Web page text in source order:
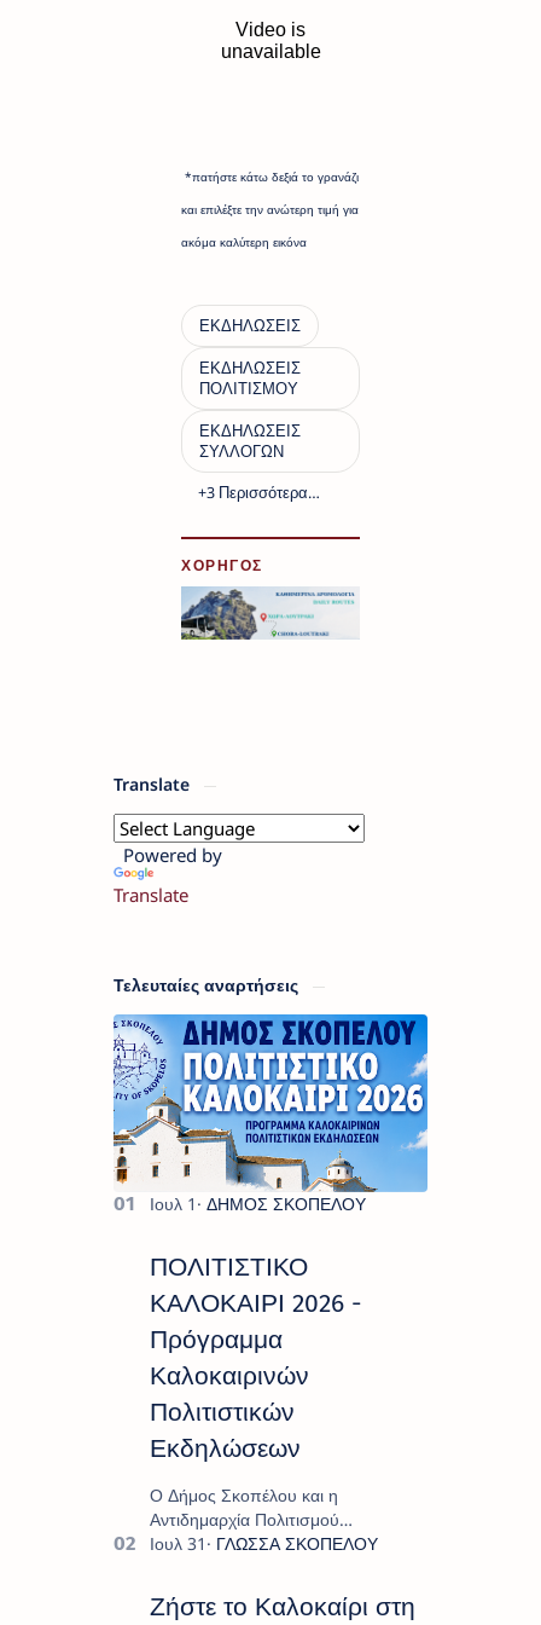
*πατήστε κάτω δεξιά το γρανάζι
και επιλέξτε την ανώτερη τιμή για
ακόμα καλύτερη εικόνα
ΧΟΡΗΓΟΣ
Translate
Powered by
Translate
Τελευταίες αναρτήσεις
ΠΟΛΙΤΙΣΤΙΚΟ
ΚΑΛΟΚΑΙΡΙ 2026 -
Πρόγραμμα
Καλοκαιρινών
Πολιτιστικών
Εκδηλώσεων
Ο Δήμος Σκοπέλου και η
Αντιδημαρχία Πολιτισμού
παρουσιάζουν το πρόγραμμα «
πρόγραμμα εκδ…
Ζήστε το Καλοκαίρι στη